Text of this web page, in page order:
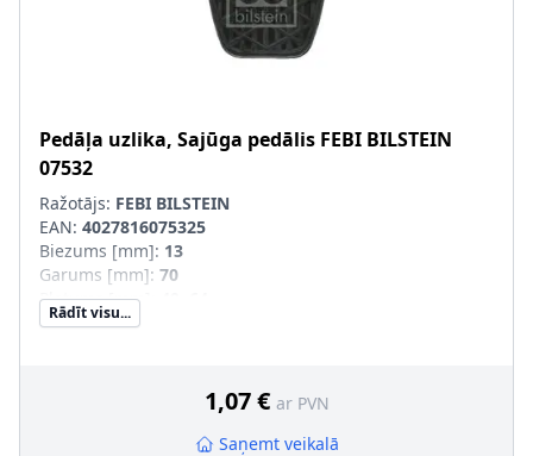
Pedāļa uzlika, Sajūga pedālis FEBI BILSTEIN
07532
Ražotājs: FEBI BILSTEIN
EAN: 4027816075325
Biezums [mm]: 13
Garums [mm]: 70
Platums [mm]
Masa [kg]:0,048
Rādīt visu...
1,07 € ar PVN
Saņemt veikalā